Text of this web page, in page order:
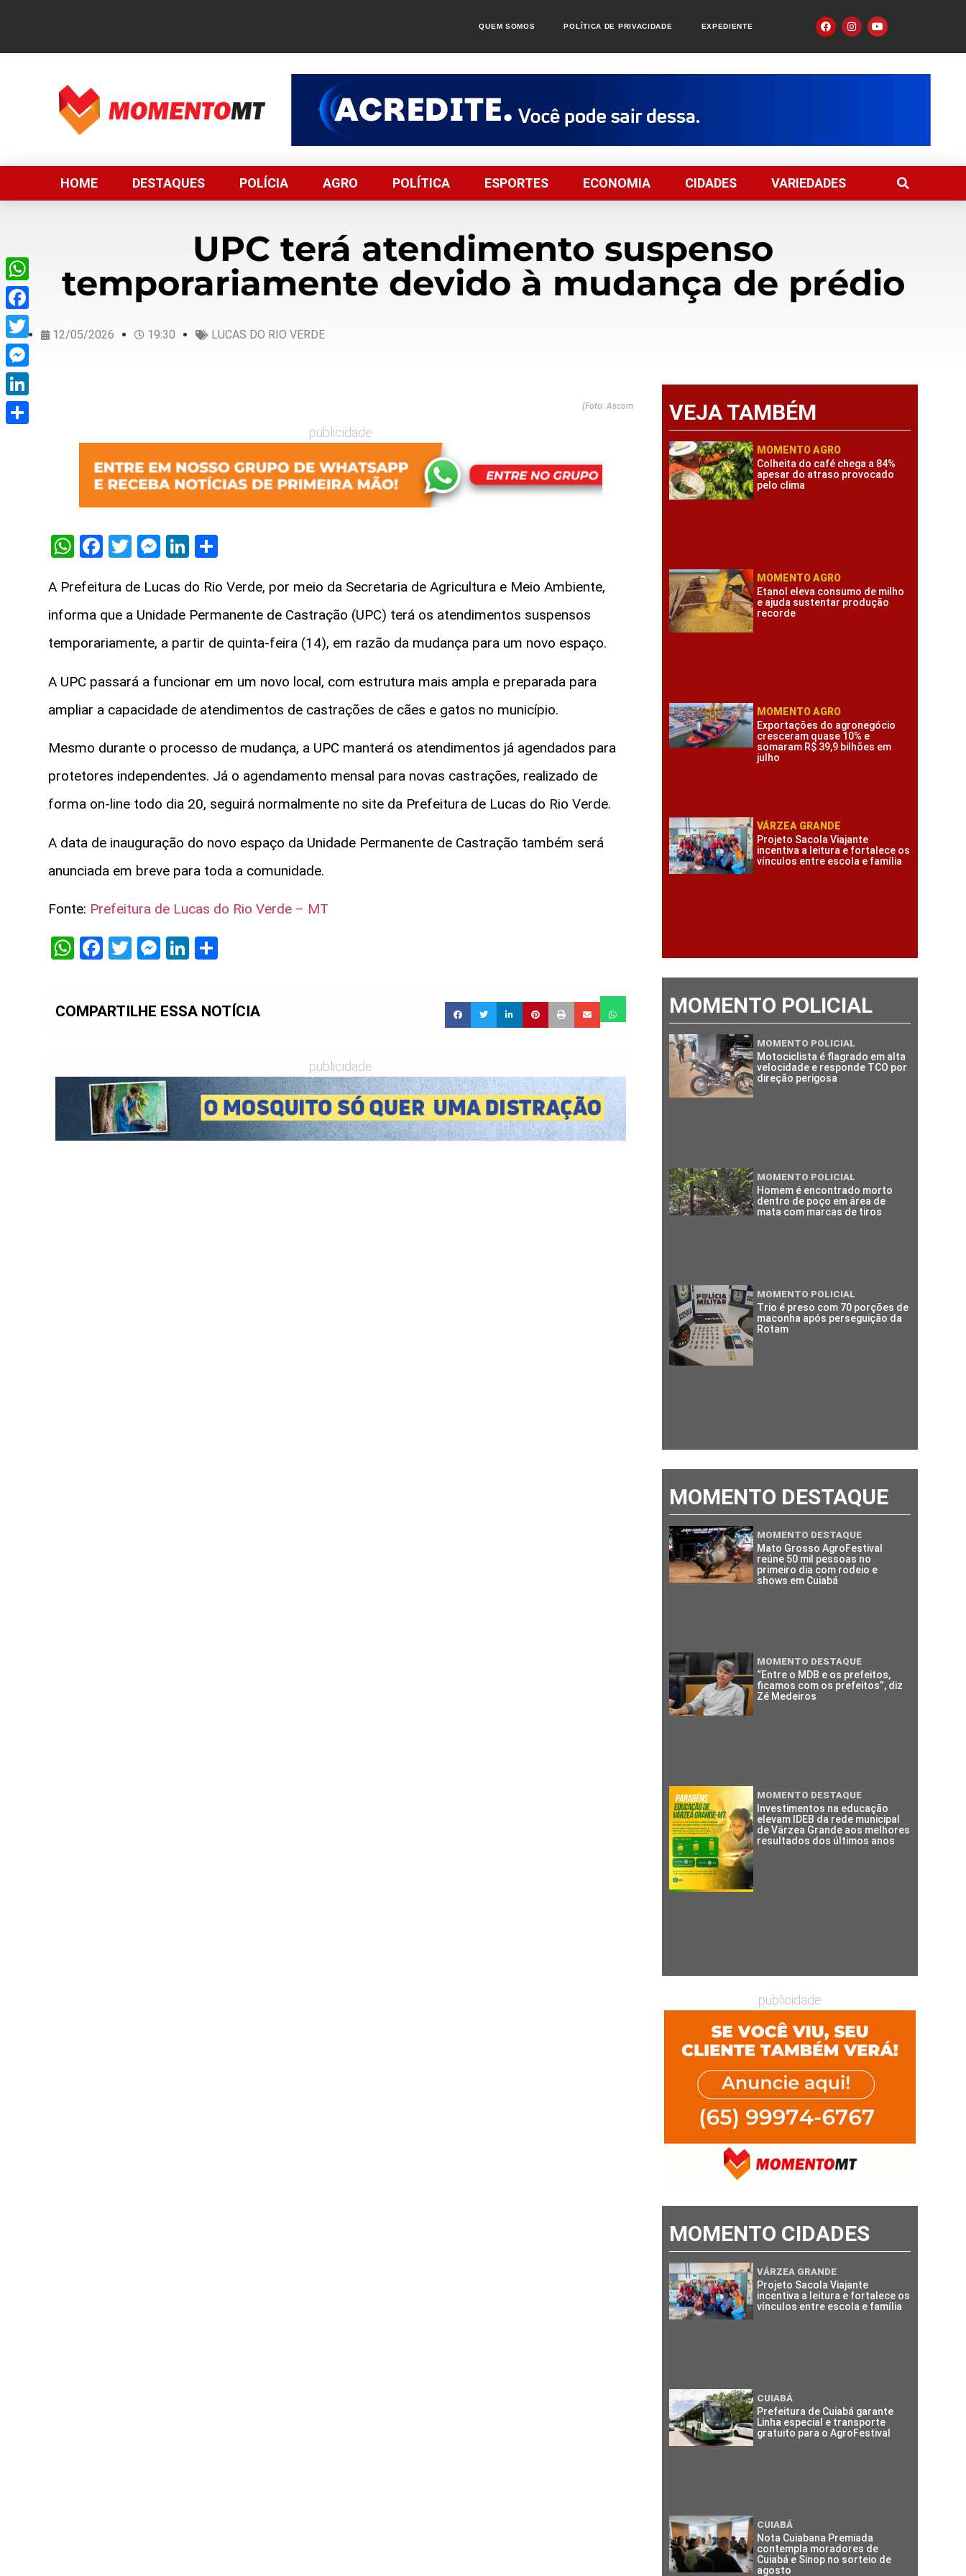
QUEM SOMOS POLÍTICA DE PRIVACIDADE EXPEDIENTE
HOME DESTAQUES POLÍCIA AGRO POLÍTICA ESPORTES ECONOMIA CIDADES VARIEDADES
UPC terá atendimento suspenso
temporariamente devido à mudança de prédio
12/05/2026 19:30 LUCAS DO RIO VERDE
(Foto: Ascom
publicidade
WhatsApp
Facebook
TwitterMessenger
LinkedIn
A Prefeitura de Lucas do Rio Verde, por meio da Secretaria de Agricultura e Meio Ambiente,
informa que a Unidade Permanente de Castração (UPC) terá os atendimentos suspensos
temporariamente, a partir de quinta-feira (14), em razão da mudança para um novo espaço.
A UPC passará a funcionar em um novo local, com estrutura mais ampla e preparada para
ampliar a capacidade de atendimentos de castrações de cães e gatos no município.
Mesmo durante o processo de mudança, a UPC manterá os atendimentos já agendados para
protetores independentes. Já o agendamento mensal para novas castrações, realizado de
forma on-line todo dia 20, seguirá normalmente no site da Prefeitura de Lucas do Rio Verde.
A data de inauguração do novo espaço da Unidade Permanente de Castração também será
anunciada em breve para toda a comunidade.
Fonte: Prefeitura de Lucas do Rio Verde – MT
WhatsApp
Facebook
Twitter
Messenger
LinkedIn
COMPARTILHE ESSA NOTÍCIA
publicidade
VEJA TAMBÉM
MOMENTO AGRO
Colheita do café chega a 84%
apesar do atraso provocado
pelo clima
MOMENTO AGRO
Etanol eleva consumo de milho
e ajuda sustentar produção
recorde
MOMENTO AGRO
Exportações do agronegócio
cresceram quase 10% e
somaram R$ 39,9 bilhões em
julho
VÁRZEA GRANDE
Projeto Sacola Viajante
incentiva a leitura e fortalece os
vínculos entre escola e família
MOMENTO POLICIAL
MOMENTO POLICIAL
Motociclista é flagrado em alta
velocidade e responde TCO por
direção perigosa
MOMENTO POLICIAL
Homem é encontrado morto
dentro de poço em área de
mata com marcas de tiros
MOMENTO POLICIAL
Trio é preso com 70 porções de
maconha após perseguição da
Rotam
MOMENTO DESTAQUE
MOMENTO DESTAQUE
Mato Grosso AgroFestival
reúne 50 mil pessoas no
primeiro dia com rodeio e
shows em Cuiabá
MOMENTO DESTAQUE
“Entre o MDB e os prefeitos,
ficamos com os prefeitos”, diz
Zé Medeiros
MOMENTO DESTAQUE
Investimentos na educação
elevam IDEB da rede municipal
de Várzea Grande aos melhores
resultados dos últimos anos
publicidade
MOMENTO CIDADES
VÁRZEA GRANDE
Projeto Sacola Viajante
incentiva a leitura e fortalece os
vínculos entre escola e família
CUIABÁ
Prefeitura de Cuiabá garante
Linha especial e transporte
gratuito para o AgroFestival
CUIABÁ
Nota Cuiabana Premiada
contempla moradores de
Cuiabá e Sinop no sorteio de
agosto
WhatsApp
Facebook
Twitter
Messenger
LinkedIn